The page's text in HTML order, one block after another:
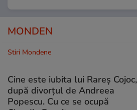
MONDEN
Stiri Mondene
Cine este iubita lui Rareș Cojoc,
după divorțul de Andreea
Popescu. Cu ce se ocupă